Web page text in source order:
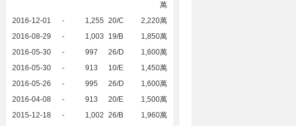
萬
2016-12-01
- 1,255 20/C
2,220萬
2016-08-29
- 1,003 19/B
1,850萬
2016-05-30
- 997 26/D
1,600萬
2016-05-30
- 913 10/E
1,450萬
2016-05-26
- 995 26/D
1,600萬
2016-04-08
- 913 20/E
1,500萬
2015-12-18
- 1,002 26/B
1,960萬